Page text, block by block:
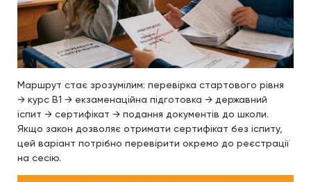
Маршрут стає зрозумілим: перевірка стартового рівня
→ курс B1 → екзаменаційна підготовка → державний
іспит → сертифікат → подання документів до школи.
Якщо закон дозволяє отримати сертифікат без іспиту,
цей варіант потрібно перевірити окремо до реєстрації
на сесію.